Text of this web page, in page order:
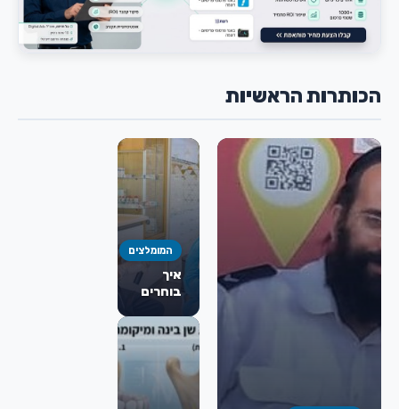
הכותרות הראשיות
המומלצים
איך
בוחרים
פה
ולסת
מומלץ
לניתוח
מורחב